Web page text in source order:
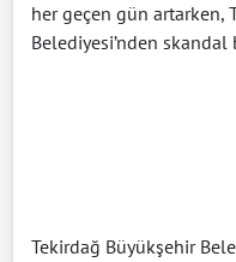
her geçen gün artarken,
Belediyesi’nden
Tekirdağ Büyükşehir